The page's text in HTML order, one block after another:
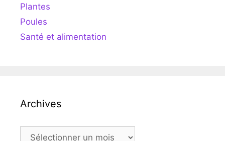
Plantes
Poules
Santé et alimentation
Archives
Archives